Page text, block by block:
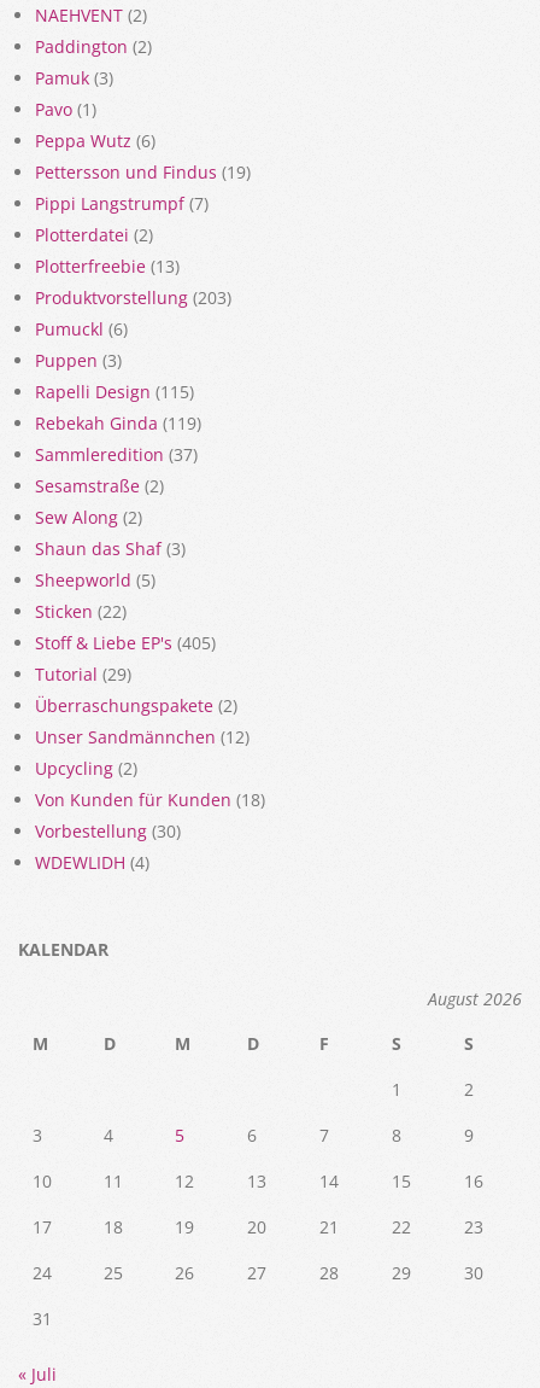
NAEHVENT (2)
Paddington (2)
Pamuk (3)
Pavo (1)
Peppa Wutz (6)
Pettersson und Findus (19)
Pippi Langstrumpf(7)
Plotterdatei (2)
Plotterfreebie (13)
Produktvorstellung (203)
Pumuckl (6)
Puppen (3)
Rapelli Design (115)
Rebekah Ginda (119)
Sammleredition (37)
Sesamstraße (2)
Sew Along (2)
Shaun das Shaf(3)
Sheepworld (5)
Sticken (22)
Stoff & Liebe EP's (405)
Tutorial (29)
Überraschungspakete (2)
Unser Sandmännchen (12)
Upcycling (2)
Von Kunden für Kunden (18)
Vorbestellung (30)
WDEWLIDH (4)
KALENDAR
August 2026
M
D M D F S
S
1
2
3
4 5 6 7 8
9
10
11 12 13 14 15
16
17
18 19 20 21 22
23
24
25 26 27 28 29
30
31
« Juli